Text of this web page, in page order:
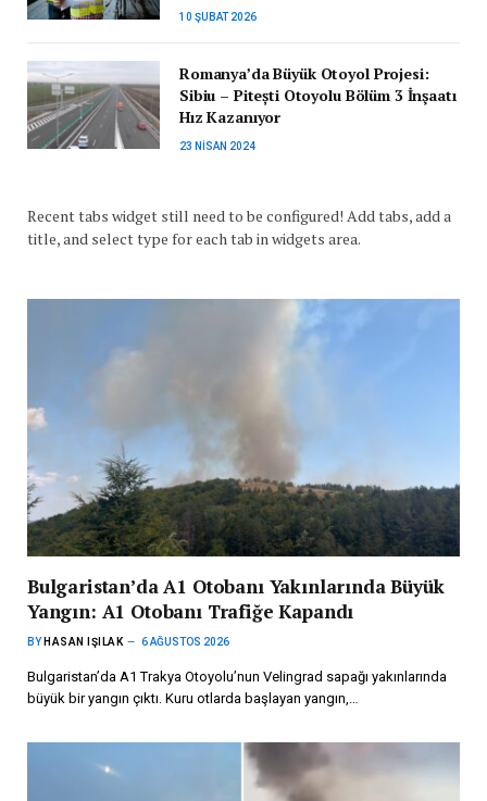
10 ŞUBAT 2026
Romanya’da Büyük Otoyol Projesi:
Sibiu – Pitești Otoyolu Bölüm 3 İnşaatı
Hız Kazanıyor
23 NISAN 2024
Recent tabs widget still need to be configured! Add tabs, add a
title, and select type for each tab in widgets area.
Bulgaristan’da A1 Otobanı Yakınlarında Büyük
Yangın: A1 Otobanı Trafiğe Kapandı
BY HASAN IŞILAK 6 AĞUSTOS 2026
Bulgaristan’da A1 Trakya Otoyolu’nun Velingrad sapağı yakınlarında
büyük bir yangın çıktı. Kuru otlarda başlayan yangın,…